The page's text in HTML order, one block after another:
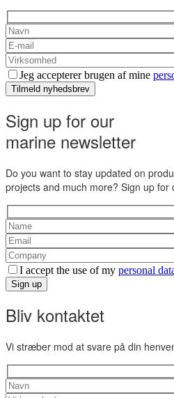
Jeg accepterer brugen af mine
Tilmeld nyhedsbrev
Sign up for our
marine newsletter
Do you want to stay updated on
projects and much more? Sign up for
I accept the use of my personal
Sign up
Bliv kontaktet
Vi stræber mod at svare på din